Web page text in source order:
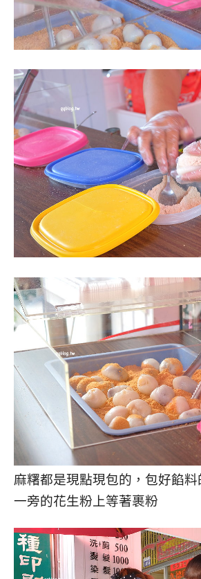
麻糬都是現點現包的，包好餡料
一旁的花生粉上等著裹粉